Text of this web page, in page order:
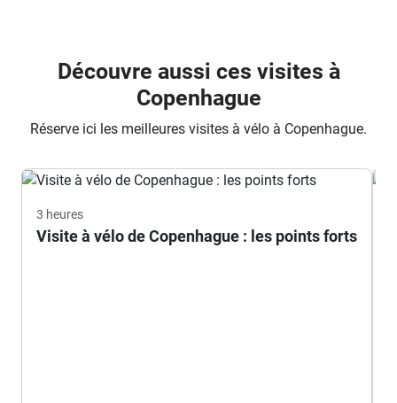
Découvre aussi ces visites à
Copenhague
Réserve ici les meilleures visites à vélo à Copenhague.
3 heures
Visite à vélo de Copenhague : les points forts